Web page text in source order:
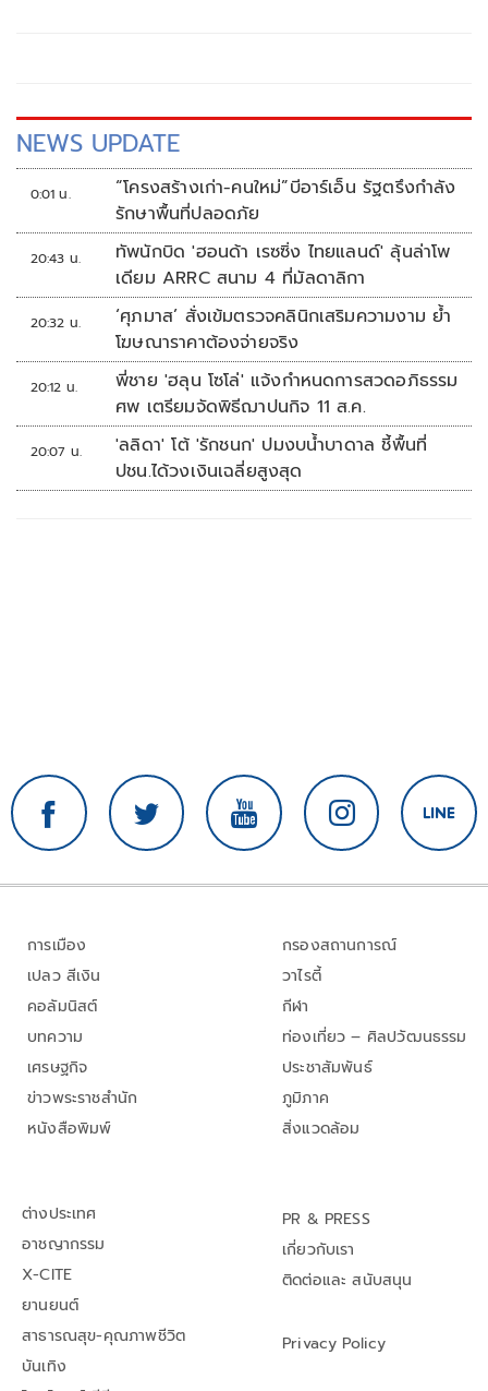
NEWS UPDATE
0:01 น.
“โครงสร้างเก่า-คนใหม่”บีอาร์เอ็น รัฐตรึงกำลัง
รักษาพื้นที่ปลอดภัย
20:43 น.
ทัพนักบิด 'ฮอนด้า เรซซิ่ง ไทยแลนด์' ลุ้นล่าโพ
เดียม ARRC สนาม 4 ที่มัลดาลิกา
20:32 น.
‘ศุภมาส’ สั่งเข้มตรวจคลินิกเสริมความงาม ย้ำ
โฆษณาราคาต้องจ่ายจริง
20:12 น.
พี่ชาย 'ฮลุน โซโล่' แจ้งกำหนดการสวดอภิธรรม
ศพ เตรียมจัดพิธีฌาปนกิจ 11 ส.ค.
20:07 น.
'ลลิดา' โต้ 'รักชนก' ปมงบน้ำบาดาล ชี้พื้นที่
ปชน.ได้วงเงินเฉลี่ยสูงสุด
การเมือง
เปลว สีเงิน
คอลัมนิสต์
บทความ
เศรษฐกิจ
ข่าวพระราชสำนัก
หนังสือพิมพ์
กรองสถานการณ์
วาไรตี้
กีฬา
ท่องเที่ยว – ศิลปวัฒนธรรม
ประชาสัมพันธ์
ภูมิภาค
สิ่งแวดล้อม
ต่างประเทศ
อาชญากรรม
X-CITE
ยานยนต์
สาธารณสุข-คุณภาพชีวิต
บันเทิง
PR & PRESS
เกี่ยวกับเรา
ติดต่อและ สนับสนุน
Privacy Policy